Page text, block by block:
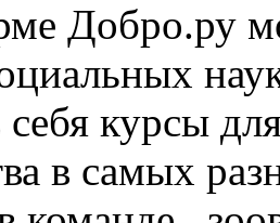
Добро.ру
курсы
в самых